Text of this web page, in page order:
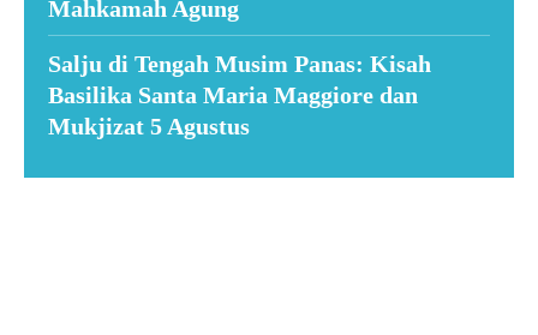
Mahkamah Agung
Salju di Tengah Musim Panas: Kisah
Basilika Santa Maria Maggiore dan
Mukjizat 5 Agustus